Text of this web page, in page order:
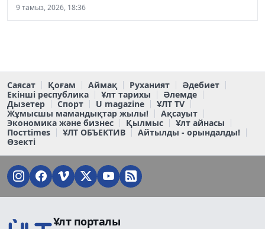
9 тамыз, 2026, 18:36
Саясат Қоғам Аймақ Руханият
Әдебиет
Екінші республика
Ұлт тарихы
Әлемде
Дызетер
Спорт U magazine
ҰЛТ TV
Жұмысшы мамандықтар жылы!
Ақсауыт
Экономика және бизнес
Қылмыс
Ұлт айнасы
Постtimes
ҰЛТ ОБЪЕКТИВ
Айтылды - орындалды!
Өзекті
Ұлт порталы